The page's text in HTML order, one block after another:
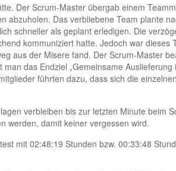
Der Scrum­-Master übergab einem
abzuholen. Das verbliebene Team plante
schneller als geplant erledi­gen. Die
kommuniziert hatte. Jedoch war
aus der Misere fand. Der Scrum-Master
das Endziel „Gemeinsame
führten dazu, dass sich die
verbleiben bis zur letzten Minute beim
werden, damit keiner vergessen wird.
mit 02:48:19 Stunden bzw. 00:33:48